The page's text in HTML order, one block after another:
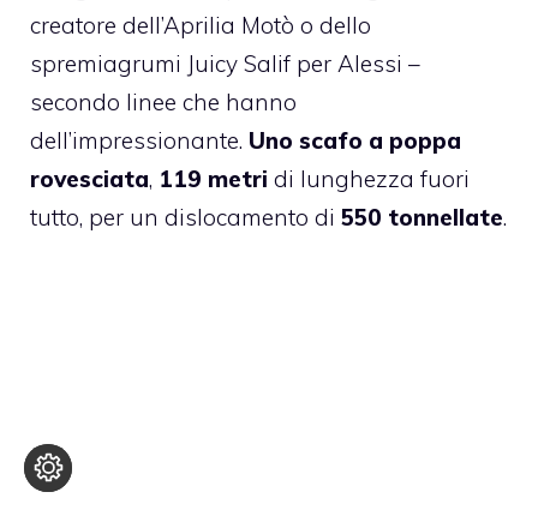
creatore dell’Aprilia Motò o dello
spremiagrumi Juicy Salif per Alessi –
secondo linee che hanno
dell’impressionante. Uno scafo a poppa
rovesciata, 119 metri di lunghezza fuori
tutto, per un dislocamento di 550 tonnellate.